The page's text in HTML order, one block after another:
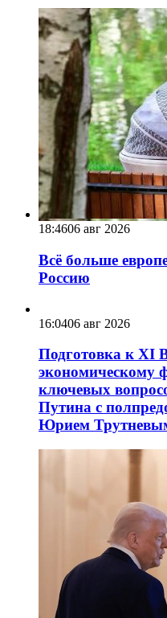
18:4606 авг 2026
Всё больше
Россию
16:0406 авг 2026
Подготовка к XI
экономическому
ключевых
Путина с
Юрием